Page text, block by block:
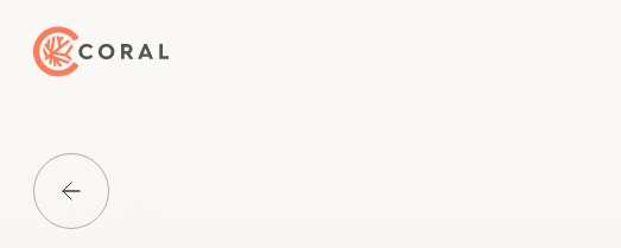
トップページへ戻る
Media一覧に戻る